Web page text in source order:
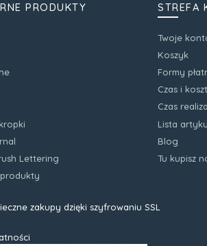
PRODUKTY
Lettering
STREFA
Twoje
Koszyk
Formy
Czas i
Czas
Lista
Blog
Tu kupisz
zakupy dzięki szyfrowaniu SSL